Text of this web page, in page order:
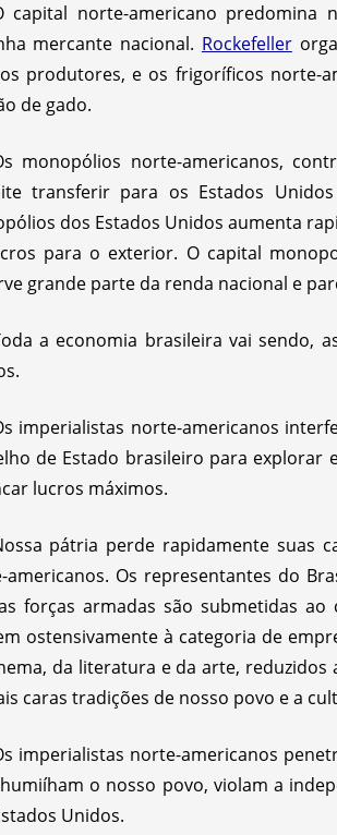
capital norte-americano predomina
mercante nacional. Rockefeller
produtores, e os frigoríficos norte-
de gado.
monopólios norte-americanos,
transferir para os Estados
dos Estados Unidos aumenta
para o exterior. O capital
grande parte da renda nacional e
a economia brasileira vai sendo,
imperialistas norte-americanos
de Estado brasileiro para explorar
lucros máximos.
pátria perde rapidamente suas
americanos. Os representantes do
forças armadas são submetidas
ostensivamente à categoria de
da literatura e da arte,
caras tradições de nosso povo e a
imperialistas norte-americanos
o nosso povo, violam a
Unidos.